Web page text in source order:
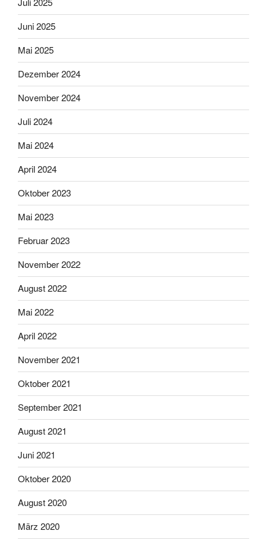
Juni 2025
Mai 2025
Dezember 2024
November 2024
Juli 2024
Mai 2024
April 2024
Oktober 2023
Mai 2023
Februar 2023
November 2022
August 2022
Mai 2022
April 2022
November 2021
Oktober 2021
September 2021
August 2021
Juni 2021
Oktober 2020
August 2020
März 2020